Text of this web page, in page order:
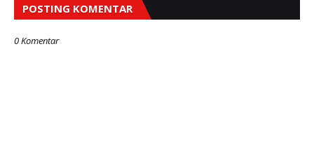
POSTING KOMENTAR
0 Komentar